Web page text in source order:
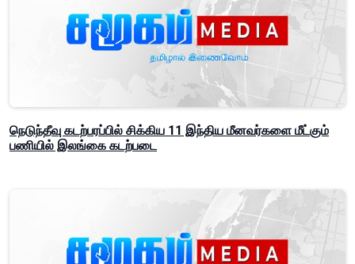
நெடுந்தீவு கடற்பரப்பில் சிக்கிய 11 இந்திய மீனவர்களை மீட்கும்
பணியில் இலங்கை கடற்படை